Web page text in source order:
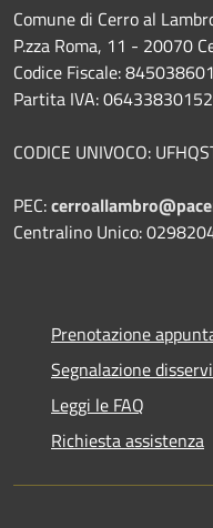
Comune di Cerro al
P.zza Roma, 11 - 20070
Codice Fiscale:
Partita IVA: 06433830152
CODICE UNIVOCO:
PEC:
Centralino Unico:
Prenotazione
Segnalazione
Leggi le FAQ
Richiesta assistenza